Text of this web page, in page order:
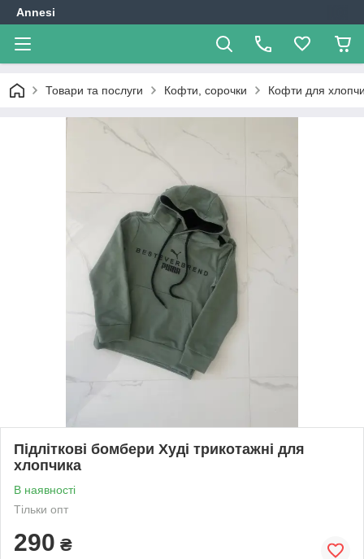
Annesi
Товари та послуги Кофти, сорочки Кофти для
Підліткові бомбери Худі трикотажні для
хлопчика
В наявності
Тільки опт
290 ₴